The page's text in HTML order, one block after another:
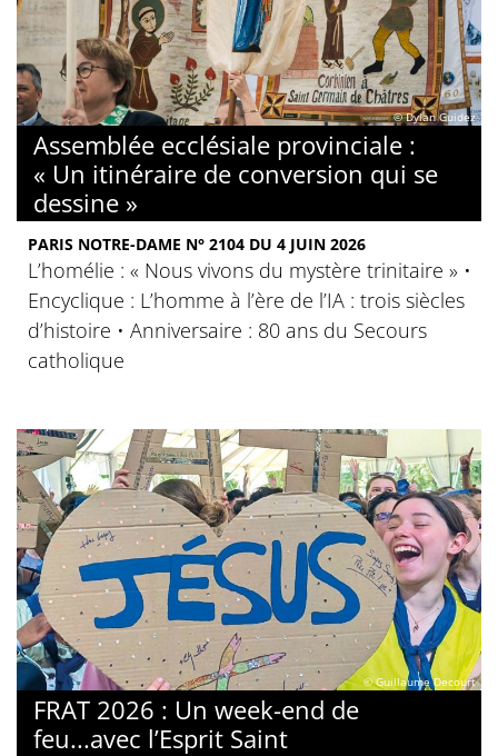
© Dylan Guidez
Assemblée ecclésiale provinciale :
« Un itinéraire de conversion qui se
dessine »
PARIS NOTRE-DAME N° 2104 DU 4 JUIN 2026
L’homélie : « Nous vivons du mystère trinitaire » •
Encyclique : L’homme à l’ère de l’IA : trois siècles
d’histoire • Anniversaire : 80 ans du Secours
catholique
© Guillaume Decourt
FRAT 2026 : Un week-end de
feu...avec l’Esprit Saint